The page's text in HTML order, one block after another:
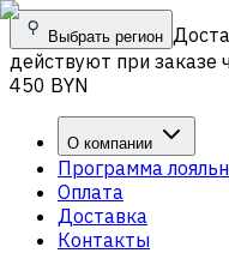
Выбрать регион
действуют при заказе
450 BYN
О компании
Программа
Оплата
Доставка
Контакты